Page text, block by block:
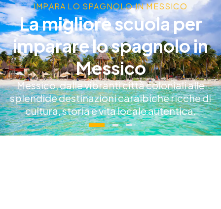
IMPARA LO SPAGNOLO IN MESSICO
La migliore scuola per
imparare lo spagnolo in
Messico
Messico, dalle vibranti città coloniali alle
splendide destinazioni caraibiche ricche di
cultura, storia e vita locale autentica.